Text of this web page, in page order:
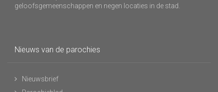
geloofsgemeenschappen en negen locaties in de stad.
Nieuws van de parochies
Nieuwsbrief